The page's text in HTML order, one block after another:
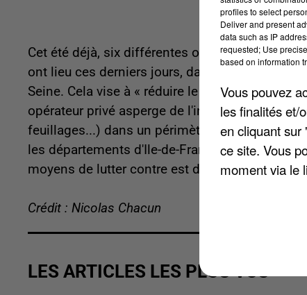
Cet été déjà, six différentes opérations de
ont lieu ces derniers jours, dans le 13ème
Seine. Cela vise à « réduire le risque de
opérateur privé asperge de l'insecticide dans
feuillages...) dans un périmètre de 150
les départements d'Ile-de-France. Il peut
moyens de lutter contre est d'éliminer les eaux
Crédit : Nicolas Chacun
LES ARTICLES LES PLUS VUS
profiles to select
Deliver and present
data such as IP
requested; Use
based on information
Vous pouvez
les finalités et/
en cliquant sur
ce site. Vous
moment via le